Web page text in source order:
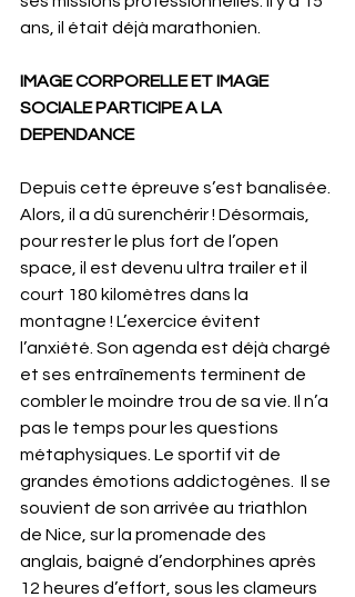
ans, il était déjà marathonien.
IMAGE CORPORELLE ET IMAGE
SOCIALE PARTICIPE A LA
DEPENDANCE
Depuis cette épreuve s’est banalisée.
Alors, il a dû surenchérir ! Désormais,
pour rester le plus fort de l’open
space, il est devenu ultra trailer et il
court 180 kilomètres dans la
montagne ! L’exercice évitent
l’anxiété. Son agenda est déjà chargé
et ses entraînements terminent de
combler le moindre trou de sa vie. Il n’a
pas le temps pour les questions
métaphysiques. Le sportif vit de
grandes émotions addictogènes.  Il se
souvient de son arrivée au triathlon
de Nice, sur la promenade des
anglais, baigné d’endorphines après
12 heures d’effort, sous les clameurs